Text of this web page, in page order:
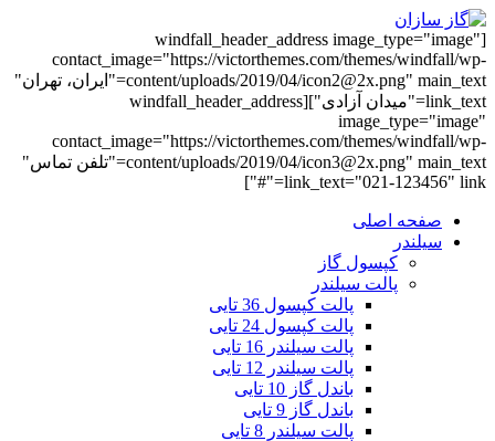
[windfall_header_address image_type="image"
contact_image="https://victorthemes.com/themes/windfall/wp-
content/uploads/2019/04/icon2@2x.png" main_text="ایران، تهران"
link_text="میدان آزادی"][windfall_header_address
image_type="image"
contact_image="https://victorthemes.com/themes/windfall/wp-
content/uploads/2019/04/icon3@2x.png" main_text="تلفن تماس"
link_text="021-123456" link="#"]
صفحه اصلی
سیلندر
کپسول گاز
پالت سیلندر
پالت کپسول 36 تایی
پالت کپسول 24 تایی
پالت سیلندر 16 تایی
پالت سیلندر 12 تایی
باندل گاز 10 تایی
باندل گاز 9 تایی
پالت سیلندر 8 تایی